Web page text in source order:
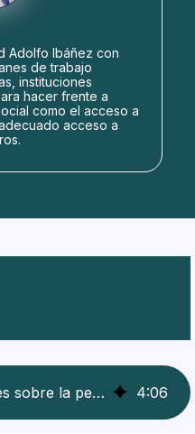
Adolfo Ibáñez con
de trabajo
instituciones
hacer frente a
como el acceso a
acceso a
de la pensión?
para demandar la
11 preguntas frecuentes sobre la pensión alimenticia en Chile 4:06